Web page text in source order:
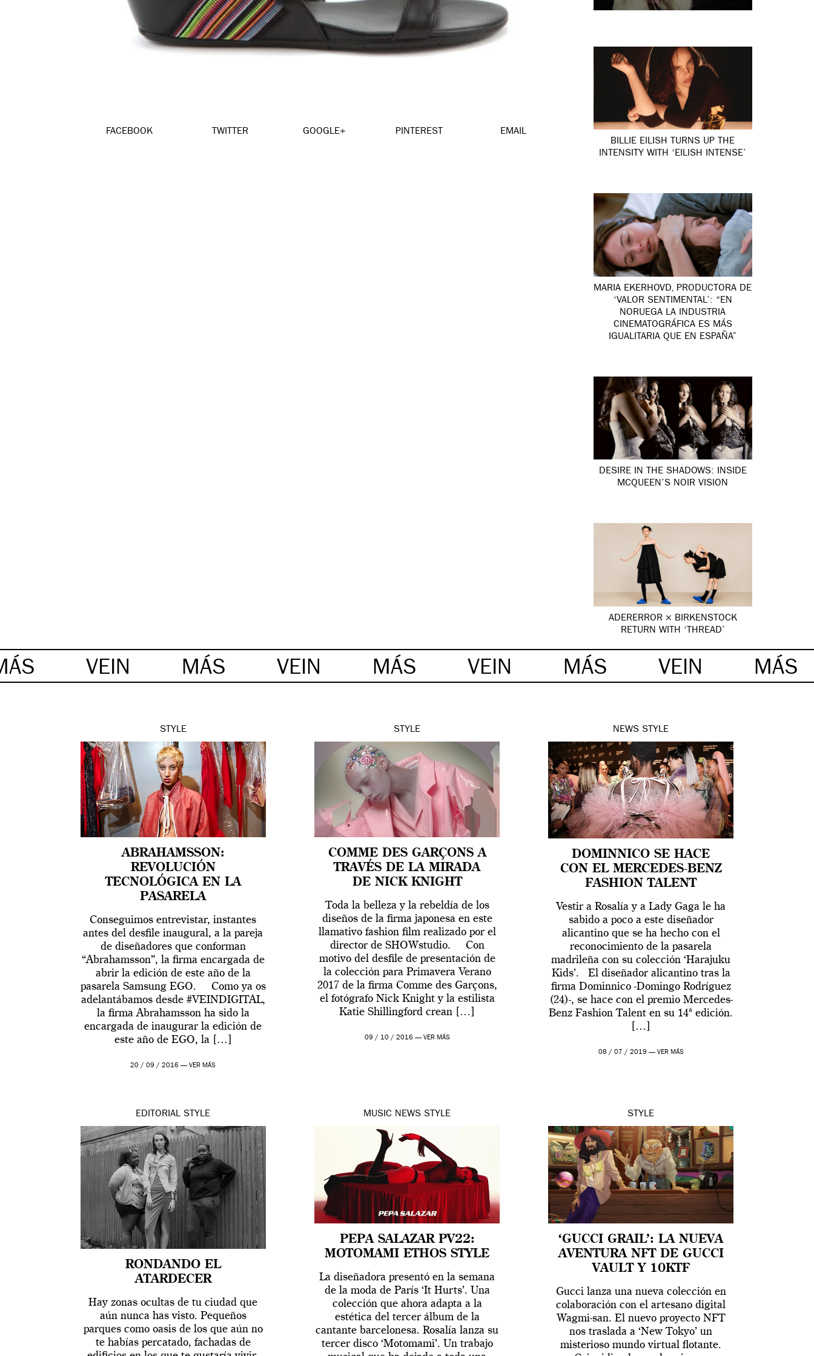
FACEBOOK TWITTER GOOGLE+ PINTEREST
EMAIL
BILLIE EILISH TURNS UP THE
INTENSITY WITH ‘EILISH INTENSE’
MARIA EKERHOVD, PRODUCTORA DE
‘VALOR SENTIMENTAL’: “EN
NORUEGA LA INDUSTRIA
CINEMATOGRÁFICA ES MÁS
IGUALITARIA QUE EN ESPAÑA”
DESIRE IN THE SHADOWS: INSIDE
MCQUEEN’S NOIR VISION
ADERERROR × BIRKENSTOCK
RETURN WITH ‘THREAD’
VEIN MÁS VEIN MÁS VEIN MÁS VEIN MÁS
STYLE
ABRAHAMSSON:
REVOLUCIÓN
TECNOLÓGICA EN LA
PASARELA
Conseguimos entrevistar, instantes
antes del desfile inaugural, a la pareja
de diseñadores que conforman
“Abrahamsson”, la firma encargada de
abrir la edición de este año de la
pasarela Samsung EGO. Como ya os
adelantábamos desde #VEINDIGITAL,
la firma Abrahamsson ha sido la
encargada de inaugurar la edición de
este año de EGO, la […]
20 / 09 / 2016 —VER MÁS
STYLE
COMME DES GARÇONS A
TRAVÉS DE LA MIRADA
DE NICK KNIGHT
Toda la belleza y la rebeldía de los
diseños de la firma japonesa en este
llamativo fashion film realizado por el
director de SHOWstudio. Con
motivo del desfile de presentación de
la colección para Primavera Verano
2017 de la firma Comme des Garçons,
el fotógrafo Nick Knight y la estilista
Katie Shillingford crean […]
09 / 10 / 2016 — VER MÁS
NEWS STYLE
DOMINNICO SE HACE
CON EL MERCEDES-BENZ
FASHION TALENT
Vestir a Rosalía y a Lady Gaga le ha
sabido a poco a este diseñador
alicantino que se ha hecho con el
reconocimiento de la pasarela
madrileña con su colección ‘Harajuku
Kids’. El diseñador alicantino tras la
firma Dominnico -Domingo Rodríguez
(24)-, se hace con el premio Mercedes-
Benz Fashion Talent en su 14ª edición.
[…]
08 / 07 / 2019 — VER MÁS
EDITORIAL STYLE
RONDANDO EL
ATARDECER
Hay zonas ocultas de tu ciudad que
aún nunca has visto. Pequeños
parques como oasis de los que aún no
te habías percatado, fachadas de
MUSIC NEWS STYLE
PEPA SALAZAR PV22:
MOTOMAMI ETHOS STYLE
La diseñadora presentó en la semana
de la moda de París ‘It Hurts’. Una
colección que ahora adapta a la
estética del tercer álbum de la
cantante barcelonesa. Rosalía lanza su
tercer disco ‘Motomami’. Un trabajo
STYLE
‘GUCCI GRAIL’: LA NUEVA
AVENTURA NFT DE GUCCI
VAULT Y 10KTF
Gucci lanza una nueva colección en
colaboración con el artesano digital
Wagmi-san. El nuevo proyecto NFT
nos traslada a ‘New Tokyo’ un
misterioso mundo virtual flotante.